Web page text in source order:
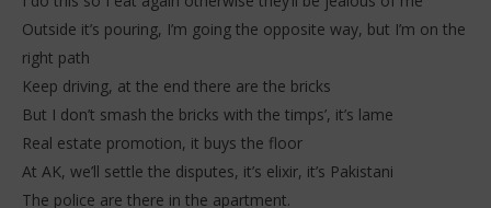
Outside it’s pouring, I’m going the opposite way, but I’m on the
right path
Keep driving, at the end there are the bricks
But I don’t smash the bricks with the timps’, it’s lame
Real estate promotion, it buys the floor
At AK, we’ll settle the disputes, it’s elixir, it’s Pakistani
The police are there in the apartment.